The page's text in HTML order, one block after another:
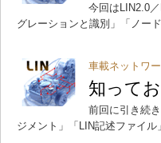
今回はLIN2.0
グレーションと識別」「ノー
車載ネットワ
知って
前回に引き続
ジメント」「LIN記述ファイ